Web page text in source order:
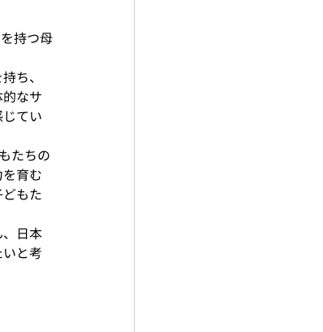
持つ母
ち、
なサ
てい
たちの
育む
もた
日本
と考